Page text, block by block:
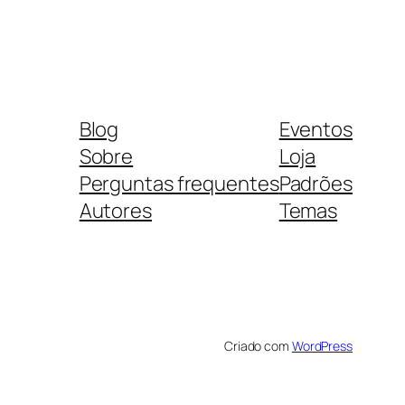
Blog
Sobre
Perguntas frequentes
Autores
Eventos
Loja
Padrões
Temas
Criado com WordPress